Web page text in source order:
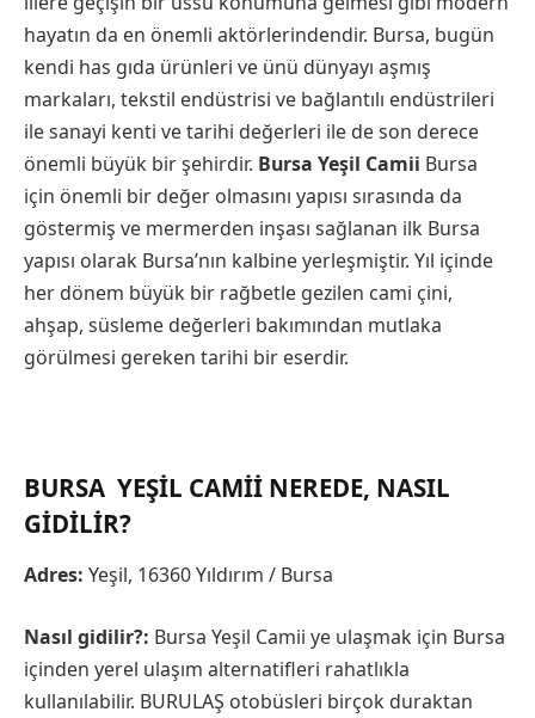
hayatın da en önemli aktörlerindendir. Bursa, bugün
kendi has gıda ürünleri ve ünü dünyayı aşmış
markaları, tekstil endüstrisi ve bağlantılı endüstrileri
ile sanayi kenti ve tarihi değerleri ile de son derece
önemli büyük bir şehirdir. Bursa Yeşil Camii Bursa
için önemli bir değer olmasını yapısı sırasında da
göstermiş ve mermerden inşası sağlanan ilk Bursa
yapısı olarak Bursa’nın kalbine yerleşmiştir. Yıl içinde
her dönem büyük bir rağbetle gezilen cami çini,
ahşap, süsleme değerleri bakımından mutlaka
görülmesi gereken tarihi bir eserdir.
BURSA YEŞIL CAMII NEREDE, NASIL
GIDILIR?
Adres: Yeşil, 16360 Yıldırım / Bursa
Nasıl gidilir?: Bursa Yeşil Camii ye ulaşmak için Bursa
içinden yerel ulaşım alternatifleri rahatlıkla
kullanılabilir. BURULAŞ otobüsleri birçok duraktan